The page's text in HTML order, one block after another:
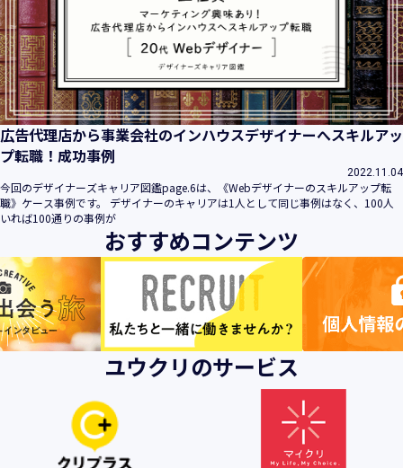
広告代理店から事業会社のインハウスデザイナーへスキルアッ
プ転職！成功事例
2022.11.04
今回のデザイナーズキャリア図鑑page.6は、《Webデザイナーのスキルアップ転
職》ケース事例です。 デザイナーのキャリアは1人として同じ事例はなく、100人
いれば100通りの事例が
おすすめコンテンツ
ユウクリのサービス